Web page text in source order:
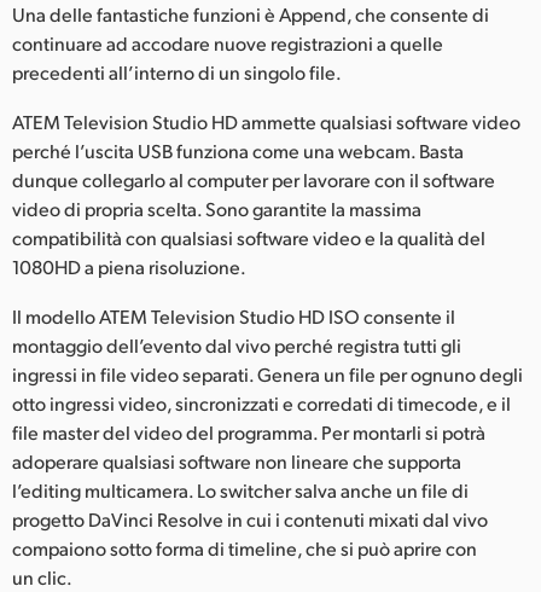
Una delle fantastiche funzioni è Append, che consente di
continuare ad accodare nuove registrazioni a quelle
precedenti all’interno di un singolo file.
ATEM Television Studio HD ammette qualsiasi software video
perché l’uscita USB funziona come una webcam. Basta
dunque collegarlo al computer per lavorare con il software
video di propria scelta. Sono garantite la massima
compatibilità con qualsiasi software video e la qualità del
1080HD a piena risoluzione.
Il modello ATEM Television Studio HD ISO consente il
montaggio dell’evento dal vivo perché registra tutti gli
ingressi in file video separati. Genera un file per ognuno degli
otto ingressi video, sincronizzati e corredati di timecode, e il
file master del video del programma. Per montarli si potrà
adoperare qualsiasi software non lineare che supporta
l’editing multicamera. Lo switcher salva anche un file di
progetto DaVinci Resolve in cui i contenuti mixati dal vivo
compaiono sotto forma di timeline, che si può aprire con
un clic.